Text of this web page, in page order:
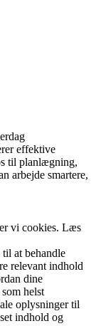
effektive
til planlægning,
arbejde smartere,
vi cookies. Læs
at behandle
relevant indhold
dine
helst
oplysninger til
indhold og